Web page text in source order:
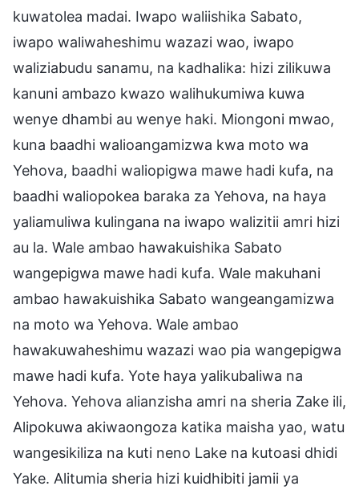
kuwatolea madai. Iwapo waliishika Sabato,
iwapo waliwaheshimu wazazi wao, iwapo
waliziabudu sanamu, na kadhalika: hizi zilikuwa
kanuni ambazo kwazo walihukumiwa kuwa
wenye dhambi au wenye haki. Miongoni mwao,
kuna baadhi walioangamizwa kwa moto wa
Yehova, baadhi waliopigwa mawe hadi kufa, na
baadhi waliopokea baraka za Yehova, na haya
yaliamuliwa kulingana na iwapo walizitii amri hizi
au la. Wale ambao hawakuishika Sabato
wangepigwa mawe hadi kufa. Wale makuhani
ambao hawakuishika Sabato wangeangamizwa
na moto wa Yehova. Wale ambao
hawakuwaheshimu wazazi wao pia wangepigwa
mawe hadi kufa. Yote haya yalikubaliwa na
Yehova. Yehova alianzisha amri na sheria Zake ili,
Alipokuwa akiwaongoza katika maisha yao, watu
wangesikiliza na kuti neno Lake na kutoasi dhidi
Yake. Alitumia sheria hizi kuidhibiti jamii ya